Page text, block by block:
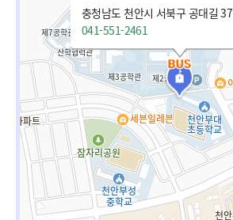
충청남도 천안시 서북구 공대길 37
041-551-2461